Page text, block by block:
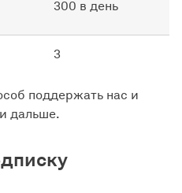
300 в день
3
поддержать нас и
дальше.